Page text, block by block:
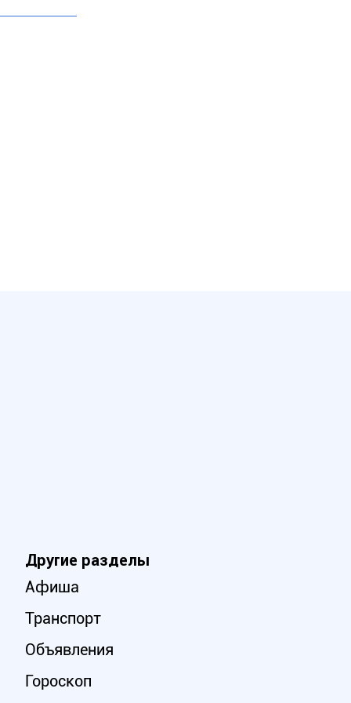
Другие разделы
Афиша
Транспорт
Объявления
Гороскоп